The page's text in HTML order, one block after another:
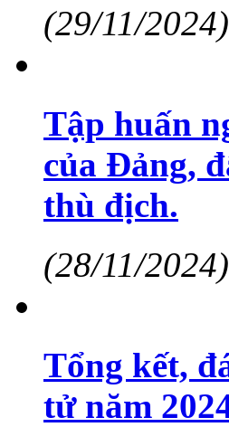
(29/11/2024)
Tập huấn
của Đảng,
thù địch.
(28/11/2024)
Tổng kết,
tử năm